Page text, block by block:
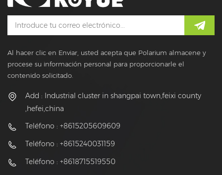
Al hacer clic en Enviar, usted acepta que Polarium almacene y
procese su información personal para proporcionarle el
contenido solicitado.
Add : Industrial cluster in shangpai town,feixi county
,hefei,china
Teléfono : +8615205609609
Teléfono : +8615240031159
Teléfono : +8618715519550